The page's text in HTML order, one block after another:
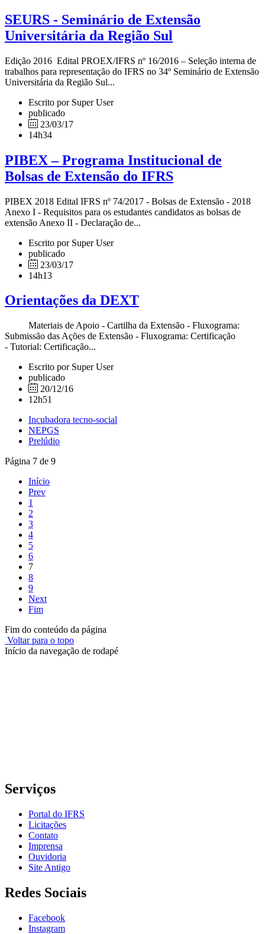
SEURS - Seminário de Extensão
Universitária da Região Sul
Edição 2016 Edital PROEX/IFRS nº 16/2016 – Seleção interna de
trabalhos para representação do IFRS no 34º Seminário de Extensão
Universitária da Região Sul...
Escrito por Super User
publicado
23/03/17
14h34
PIBEX – Programa Institucional de
Bolsas de Extensão do IFRS
PIBEX 2018 Edital IFRS nº 74/2017 - Bolsas de Extensão - 2018
Anexo I - Requisitos para os estudantes candidatos as bolsas de
extensão Anexo II - Declaração de...
Escrito por Super User
publicado
23/03/17
14h13
Orientações da DEXT
Materiais de Apoio - Cartilha da Extensão - Fluxograma:
Submissão das Ações de Extensão - Fluxograma: Certificação
- Tutorial: Certificação...
Escrito por Super User
publicado
20/12/16
12h51
Incubadora tecno-social
NEPGS
Prelúdio
Página 7 de 9
Início
Prev
1
2
3
4
5
6
7
8
9
Next
Fim
Fim do conteúdo da página
Voltar para o topo
Início da navegação de rodapé
Serviços
Portal do IFRS
Licitações
Contato
Imprensa
Ouvidoria
Site Antigo
Redes Sociais
Facebook
Instagram